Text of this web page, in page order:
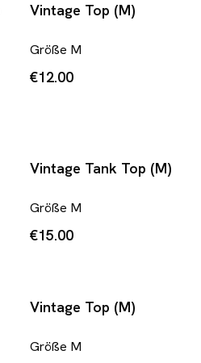
Vintage Top (M)
Größe M
€12.00
Vintage Tank Top (M)
Größe M
€15.00
Vintage Top (M)
Größe M